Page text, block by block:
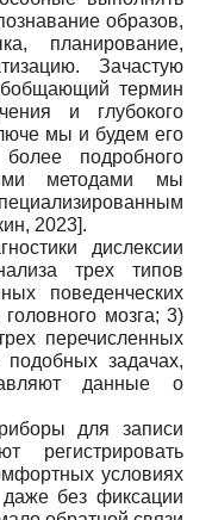
образов,
планирование,
Зачастую
термин
и глубокого
мы и будем его
подробного
методами мы
2023].
дислексии
трех типов
поведенческих
мозга; 3)
перечисленных
задачах,
данные о
для записи
регистрировать
условиях
даже без фиксации